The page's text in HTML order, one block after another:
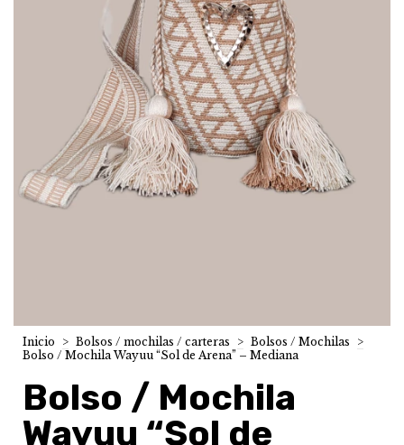
Inicio > Bolsos / mochilas / carteras > Bolsos / Mochilas
>
Bolso / Mochila Wayuu “Sol de Arena” – Mediana
Bolso / Mochila
Wayuu “Sol de